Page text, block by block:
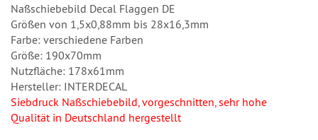
Naßschiebebild Decal Flaggen DE
Größen von 1,5x0,88mm bis 28x16,3mm
Farbe: verschiedene Farben
Größe: 190x70mm
Nutzfläche: 178x61mm
Hersteller: INTERDECAL
Siebdruck Naßschiebebild, vorgeschnitten, sehr hohe
Qualität in Deutschland hergestellt